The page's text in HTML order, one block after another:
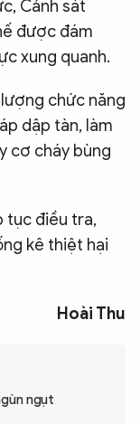
Cảnh sát
được đám
xung quanh.
chức năng
dập tàn, làm
cơ cháy bùng
tục điều tra,
kê thiệt hại
Hoài Thu
ngụt